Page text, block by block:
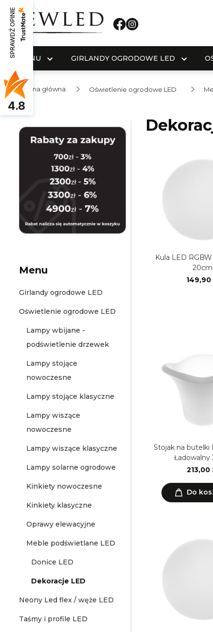
MENU GIRLANDY OGRODOWE LED
Strona główna Oświetlenie ogrodowe LED
Menu
Girlandy ogrodowe LED
Oświetlenie ogrodowe LED
Lampy wbijane -
podświetlenie drzewek
Lampy stojące
nowoczesne
Lampy stojące klasyczne
Lampy wiszące
nowoczesne
Lampy wiszące klasyczne
Lampy solarne ogrodowe
Kinkiety nowoczesne
Kinkiety klasyczne
Oprawy elewacyjne
Meble podświetlane LED
Donice LED
Dekoracje LED
Neony Led flex / węże LED
Taśmy i profile LED
Kula LED RGBW Ładowalna
20cm
149,90
Stojak na butelki
Ładowalny
213,00
Do
SPRAWDŹ OPINIE
4.8